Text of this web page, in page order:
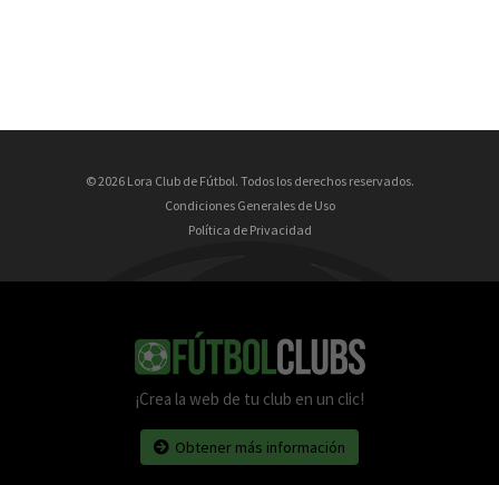
© 2026 Lora Club de Fútbol. Todos los derechos reservados.
Condiciones Generales de Uso
Política de Privacidad
¡Crea la web de tu club en un clic!
Obtener más información